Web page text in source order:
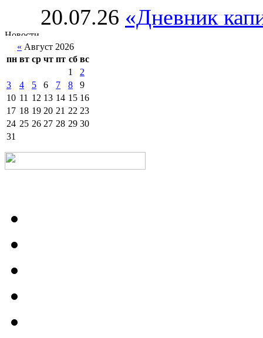
20.07.26 «Дневник
« Август 2026
пн вт ср чт пт сб вс
1
2
3
4 5 6 7 8
9
10 11 12 13 14 15 16
17 18 19 20 21 22 23
24 25 26 27 28 29 30
31